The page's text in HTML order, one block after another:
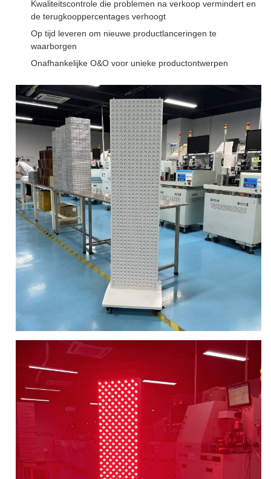
Kwaliteitscontrole die problemen na verkoop vermindert en
de terugkooppercentages verhoogt
Op tijd leveren om nieuwe productlanceringen te
waarborgen
Onafhankelijke O&O voor unieke productontwerpen